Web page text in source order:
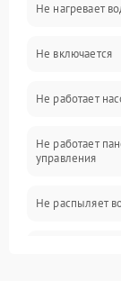
Датчики
Нагрев
Вода
Гигиена
Не нагревает
Не включается
Не работает
Не работает
управления
Не распыляет